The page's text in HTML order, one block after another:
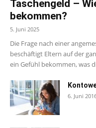
Taschengeld –
bekommen?
5. Juni 2025
Die Frage nach einer
beschäftigt Eltern auf der
ein Gefühl bekommen, was
6. Juni